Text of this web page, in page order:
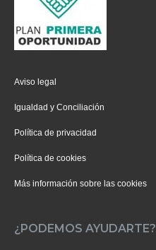
Aviso legal
Igualdad y Conciliación
Política de privacidad
Política de cookies
Más información sobre las cookies
¿PODEMOS AYUDARTE?